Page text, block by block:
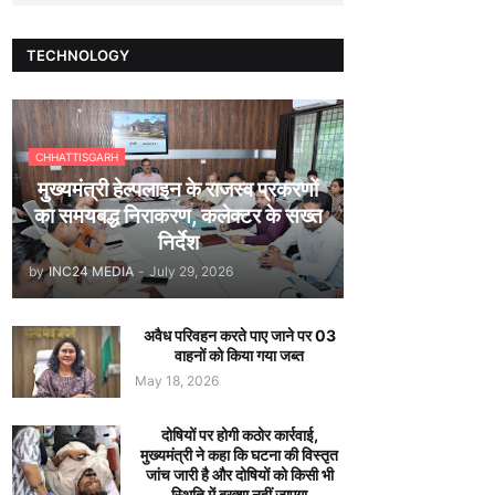
TECHNOLOGY
CHHATTISGARH
मुख्यमंत्री हेल्पलाइन के राजस्व प्रकरणों
का समयबद्ध निराकरण, कलेक्टर के सख्त
निर्देश
by INC24 MEDIA - July 29, 2026
अवैध परिवहन करते पाए जाने पर 03
वाहनों को किया गया जब्त
May 18, 2026
दोषियों पर होगी कठोर कार्रवाई,
मुख्यमंत्री ने कहा कि घटना की विस्तृत
जांच जारी है और दोषियों को किसी भी